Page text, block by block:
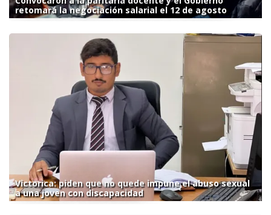
retomará la negociación salarial el 12 de agosto
Victorica: piden que no quede impune el abuso sexual
a una joven con discapacidad